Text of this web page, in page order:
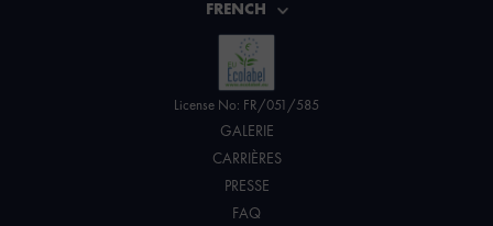
FRENCH
License No: FR/051/585
GALERIE
CARRIÈRES
PRESSE
FAQ